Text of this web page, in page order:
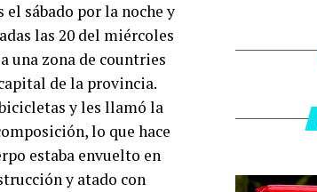
sábado por la noche y
las 20 del miércoles
una zona de countries
de la provincia.
y les llamó la
lo que hace
estaba envuelto en
y atado con